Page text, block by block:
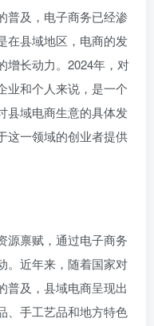
普及，电子商务已经渗
在县域地区，电商的发
增长动力。2024年，对
业和个人来说，是一个
县域电商生意的具体发
这一领域的创业者提供
源禀赋，通过电子商务
。近年来，随着国家对
普及，县域电商呈现出
、手工艺品和地方特色